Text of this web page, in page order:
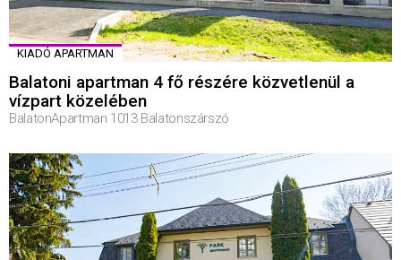
KIADÓ APARTMAN
Balatoni apartman 4 fő részére közvetlenül a
vízpart közelében
BalatonApartman 1013 Balatonszárszó